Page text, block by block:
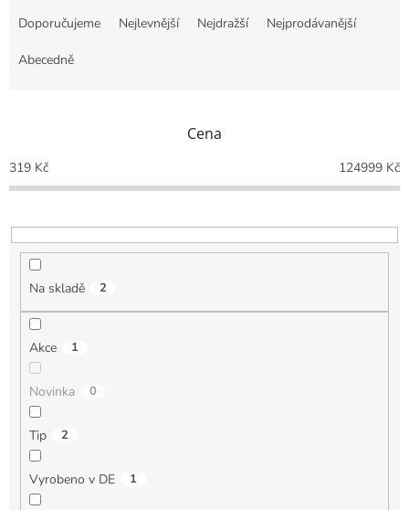
o
d
k
t
Doporučujeme Nejlevnější Nejdražší Nejprodávanější
Abecedně
Cena
319 Kč 124999 Kč
Na skladě 2
Akce 1
Novinka 0
Tip 2
Vyrobeno v DE 1